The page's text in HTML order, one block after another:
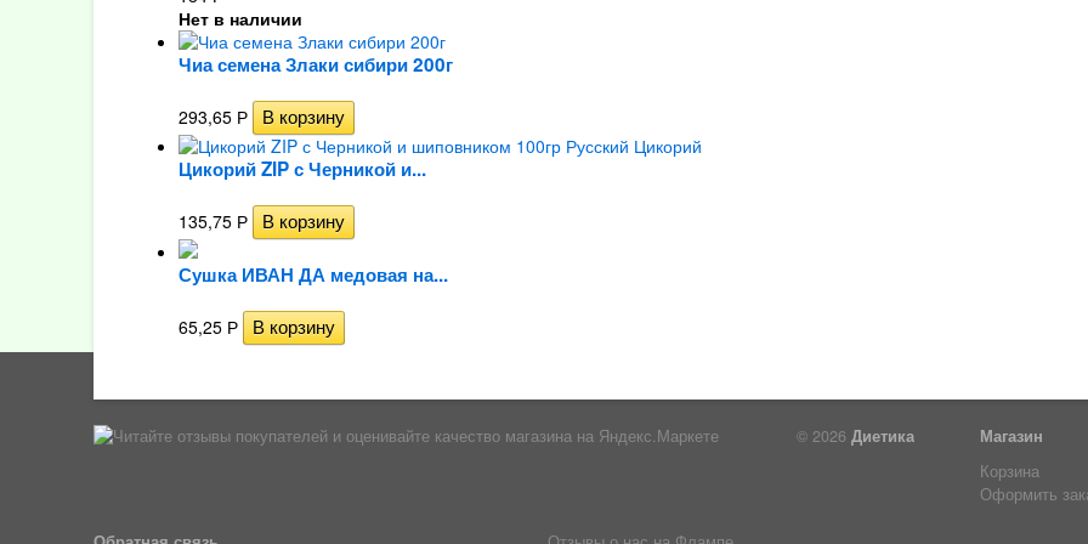
Нет в наличии
Чиа семена Злаки сибири 200г
293,65 Р
Цикорий ZIP с Черникой и...
135,75 Р
Сушка ИВАН ДА медовая на...
65,25 Р
© 2026 Диетика
Магазин
Корзина
Оформить